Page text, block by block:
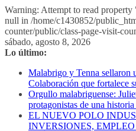
Warning: Attempt to read
null in /home/c1430852/
counter/public/class-page-visit-
Saltar
al
sábado, agosto 8, 2026
Lo último:
Malabrigo y Tenna sellaron
Colaboración que fortalece
Orgullo malabriguense:
protagonistas de una
EL NUEVO POLO
INVERSIONES,